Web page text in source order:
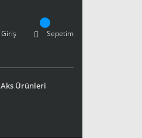
Giriş Sepetim
Aks Ürünleri